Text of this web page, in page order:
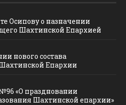
Осипову о назначении
Шахтинской Епархией
нового состава
Епархии
«О праздновании
Шахтинской епархии»